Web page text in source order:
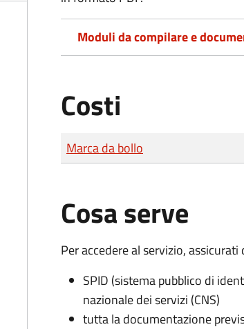
Moduli da compilare e
Costi
Tipo di pagamento
Importo
Marca da bollo
Cosa serve
Per accedere al servizio, assicurati
SPID (sistema pubblico di
nazionale dei servizi (CNS)
tutta la documentazione